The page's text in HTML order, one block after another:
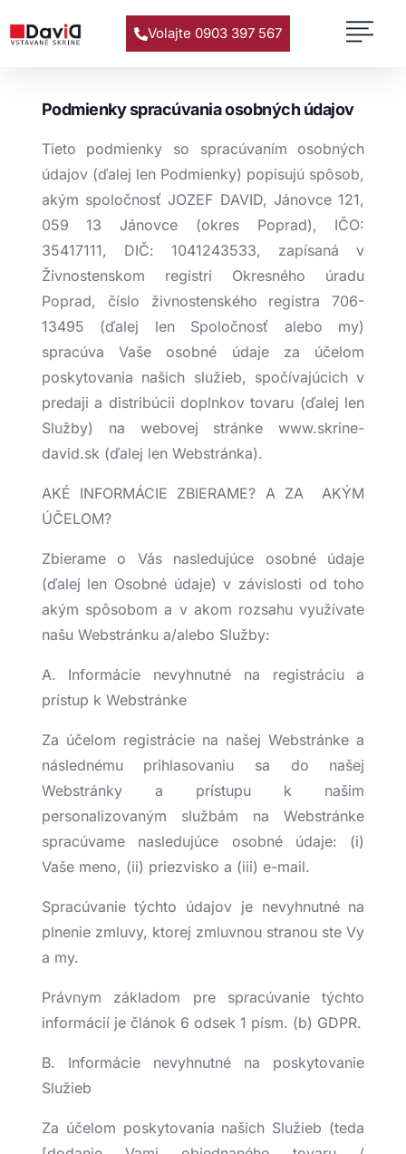
Volajte 0903 397 567
Podmienky spracúvania osobných údajov
Tieto podmienky so spracúvaním osobných
údajov (ďalej len Podmienky) popisujú spôsob,
akým spoločnosť JOZEF DAVID, Jánovce 121,
059 13 Jánovce (okres Poprad), IČO:
35417111, DIČ: 1041243533, zapísaná v
Živnostenskom registri Okresného úradu
Poprad, číslo živnostenského registra 706-
13495 (ďalej len Spoločnosť alebo my)
spracúva Vaše osobné údaje za účelom
poskytovania našich služieb, spočívajúcich v
predaji a distribúcii doplnkov tovaru (ďalej len
Služby) na webovej stránke www.skrine-
david.sk (ďalej len Webstránka).
AKÉ INFORMÁCIE ZBIERAME? A ZA AKÝM
ÚČELOM?
Zbierame o Vás nasledujúce osobné údaje
(ďalej len Osobné údaje) v závislosti od toho
akým spôsobom a v akom rozsahu využívate
našu Webstránku a/alebo Služby:
A. Informácie nevyhnutné na registráciu a
prístup k Webstránke
Za účelom registrácie na našej Webstránke a
následnému prihlasovaniu sa do našej
Webstránky a prístupu k našim
personalizovaným službám na Webstránke
spracúvame nasledujúce osobné údaje: (i)
Vaše meno, (ii) priezvisko a (iii) e-mail.
Spracúvanie týchto údajov je nevyhnutné na
plnenie zmluvy, ktorej zmluvnou stranou ste Vy
a my.
Právnym základom pre spracúvanie týchto
informácií je článok 6 odsek 1 písm. (b) GDPR.
B. Informácie nevyhnutné na poskytovanie
Služieb
Za účelom poskytovania našich Služieb (teda